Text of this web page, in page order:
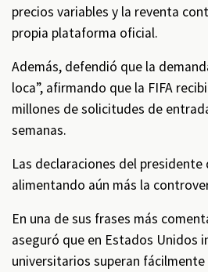
precios variables y la reventa
propia plataforma oficial.
Además, defendió que la
loca”, afirmando que la FIFA
millones de solicitudes de
semanas.
Las declaraciones del presidente
alimentando aún más la
En una de sus frases más
aseguró que en Estados Unidos
universitarios superan